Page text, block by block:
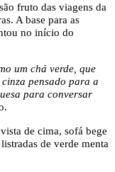
fruto das viagens da
A base para as
no início do
um chá verde, que
pensado para a
para conversar